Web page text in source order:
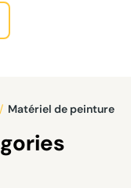
/ Matériel de peinture